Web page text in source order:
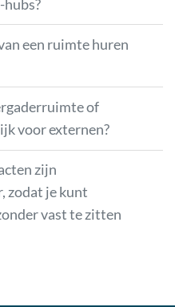
hubs?
een ruimte huren
of
voor externen?
zijn
zodat je kunt
vast te zitten